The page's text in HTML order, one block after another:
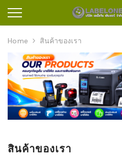
Home สินค้าของเรา
สินค้าของเรา